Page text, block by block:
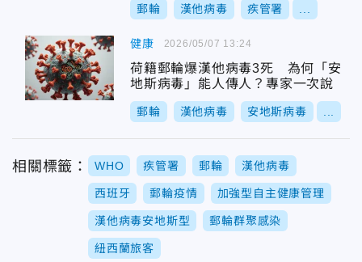
郵輪 漢他病毒 疾管署
健康
荷籍郵輪爆漢他病毒3死 為何「安
地斯病毒」能人傳人？專家一次說
郵輪 漢他病毒 安地斯病毒
2026/05/07 13:24
相關標籤： WHO 疾管署 郵輪 漢他病毒
西班牙 郵輪疫情 加強型自主健康管理
漢他病毒安地斯型 郵輪群聚感染
紐西蘭旅客